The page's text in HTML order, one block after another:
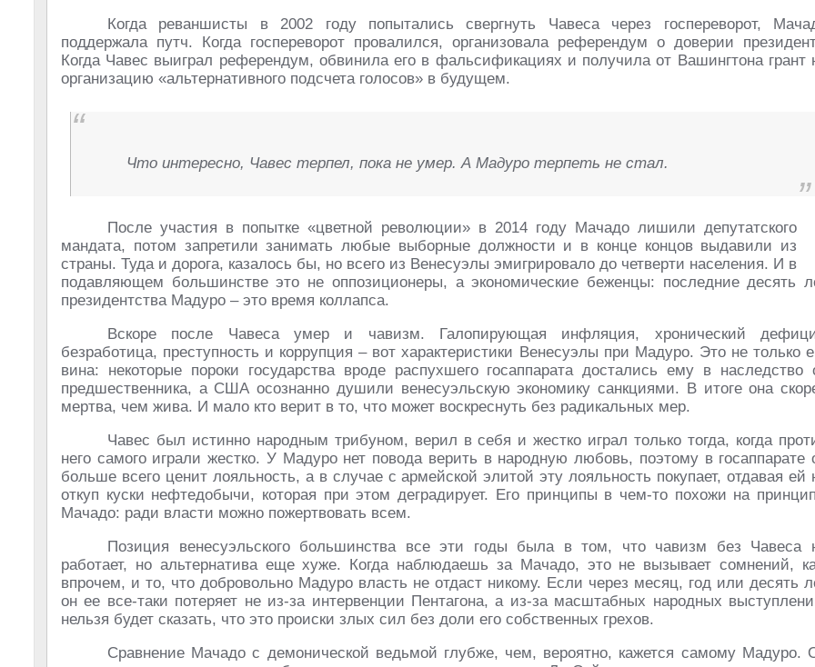
Когда реваншисты в 2002 году попытались свергнуть Чавеса через госпереворот,
поддержала путч. Когда госпереворот провалился, организовала референдум о доверии
Когда Чавес выиграл референдум, обвинила его в фальсификациях и получила от Вашингтона грант
организацию «альтернативного подсчета голосов» в будущем.
Что интересно, Чавес терпел, пока не умер. А Мадуро терпеть не стал.
После участия в попытке «цветной революции» в 2014 году Мачадо лишили депутатского
мандата, потом запретили занимать любые выборные должности и в конце концов выдавили из
страны. Туда и дорога, казалось бы, но всего из Венесуэлы эмигрировало до четверти населения. И в
подавляющем большинстве это не оппозиционеры, а экономические беженцы: последние десять
президентства Мадуро – это время коллапса.
Вскоре после Чавеса умер и чавизм. Галопирующая инфляция, хронический
безработица, преступность и коррупция – вот характеристики Венесуэлы при Мадуро. Это не только
вина: некоторые пороки государства вроде распухшего госаппарата достались ему в наследство
предшественника, а США осознанно душили венесуэльскую экономику санкциями. В итоге она
мертва, чем жива. И мало кто верит в то, что может воскреснуть без радикальных мер.
Чавес был истинно народным трибуном, верил в себя и жестко играл только тогда, когда
него самого играли жестко. У Мадуро нет повода верить в народную любовь, поэтому в госаппарате
больше всего ценит лояльность, а в случае с армейской элитой эту лояльность покупает, отдавая ей
откуп куски нефтедобычи, которая при этом деградирует. Его принципы в чем-то похожи на
Мачадо: ради власти можно пожертвовать всем.
Позиция венесуэльского большинства все эти годы была в том, что чавизм без Чавеса
работает, но альтернатива еще хуже. Когда наблюдаешь за Мачадо, это не вызывает сомнений,
впрочем, и то, что добровольно Мадуро власть не отдаст никому. Если через месяц, год или десять
он ее все-таки потеряет не из-за интервенции Пентагона, а из-за масштабных народных
нельзя будет сказать, что это происки злых сил без доли его собственных грехов.
Сравнение Мачадо с демонической ведьмой глубже, чем, вероятно, кажется самому Мадуро.